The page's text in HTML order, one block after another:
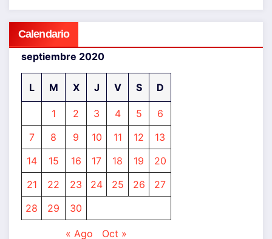
Calendario
septiembre 2020
L M X J V S D
1 2 3 4 5
6
7
8 9 10 11 12
13
14
15 16 17 18 19
20
21
22 23 24 25 26
27
28
29 30
« Ago Oct »